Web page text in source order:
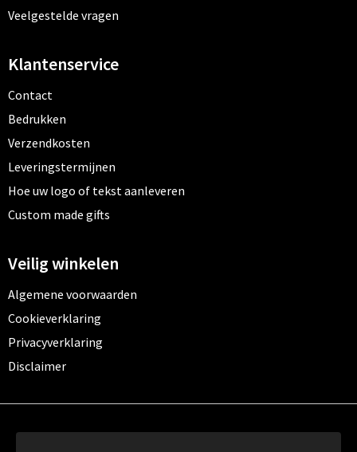
Veelgestelde vragen
Klantenservice
Contact
Bedrukken
Verzendkosten
Leveringstermijnen
Hoe uw logo of tekst aanleveren
Custom made gifts
Veilig winkelen
Algemene voorwaarden
Cookieverklaring
Privacyverklaring
Disclaimer